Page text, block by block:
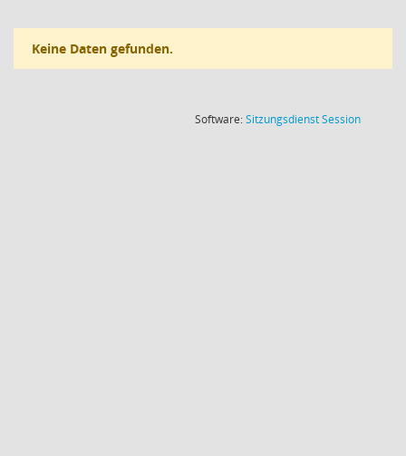
Keine Daten gefunden.
Software:SitzungsdienstSession(Wird in